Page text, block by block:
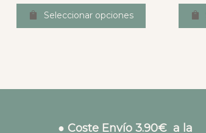
Seleccionar opciones
● Coste Envío 3.90€ a la